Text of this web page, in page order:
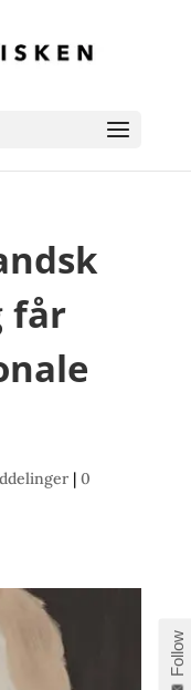
får
| 0
Follow